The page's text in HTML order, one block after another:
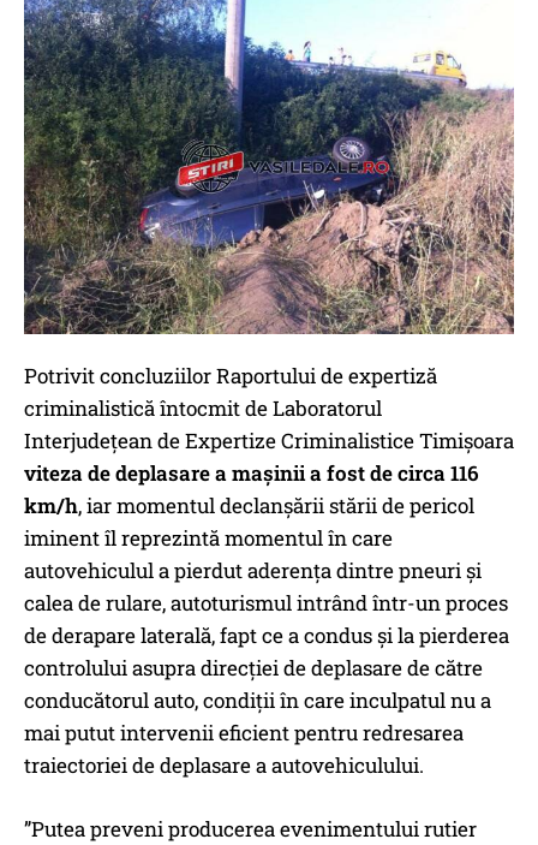
Potrivit concluziilor Raportului de expertiză
criminalistică întocmit de Laboratorul
Interjudeţean de Expertize Criminalistice Timișoara
viteza de deplasare a mașinii a fost de circa 116
km/h, iar momentul declanșării stării de pericol
iminent îl reprezintă momentul în care
autovehiculul a pierdut aderența dintre pneuri și
calea de rulare, autoturismul intrând într-un proces
de derapare laterală, fapt ce a condus și la pierderea
controlului asupra direcției de deplasare de către
conducătorul auto, condiții în care inculpatul nu a
mai putut intervenii eficient pentru redresarea
traiectoriei de deplasare a autovehiculului.
”Putea preveni producerea evenimentului rutier